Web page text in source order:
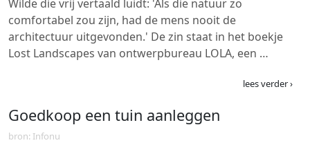
Wilde die vrij vertaald luidt: 'Als die natuur zo
comfortabel zou zijn, had de mens nooit de
architectuur uitgevonden.' De zin staat in het boekje
Lost Landscapes van ontwerpbureau LOLA, een …
lees verder ›
Goedkoop een tuin aanleggen
bron: Infonu